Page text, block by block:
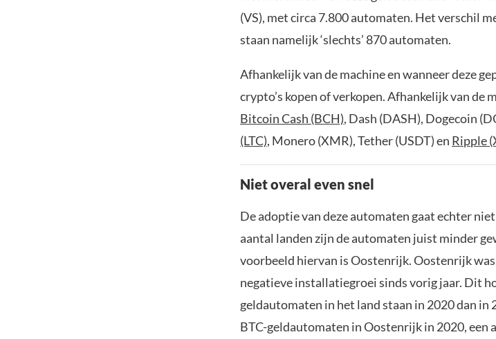
(VS), met circa 7.800 automaten. Het verschil
staan namelijk ‘slechts’ 870 automaten.
Afhankelijk van de machine en wanneer deze
crypto’s kopen of verkopen. Afhankelijk van de
Bitcoin Cash (BCH), Dash (DASH), Dogecoin
(LTC), Monero (XMR), Tether (USDT) en Ripple
Niet overal even snel
De adoptie van deze automaten gaat echter
aantal landen zijn de automaten juist minder
voorbeeld hiervan is Oostenrijk. Oostenrijk
negatieve installatiegroei sinds vorig jaar. Dit
geldautomaten in het land staan in 2020 dan in
BTC-geldautomaten in Oostenrijk in 2020, een